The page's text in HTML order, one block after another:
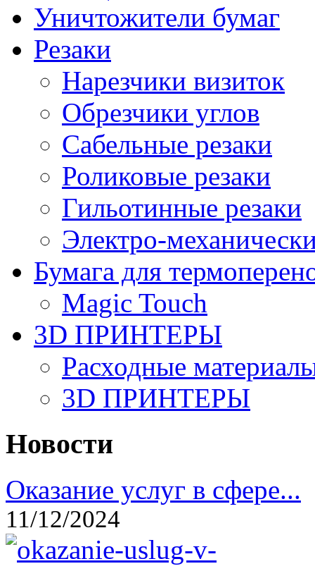
Уничтожители бумаг
Резаки
Нарезчики визиток
Обрезчики углов
Сабельные резаки
Роликовые резаки
Гильотинные резаки
Электро-
Бумага для
Magic Touch
3D ПРИНТЕРЫ
Расходные
3D ПРИНТЕРЫ
Новости
Оказание услуг в сфере...
11/12/2024